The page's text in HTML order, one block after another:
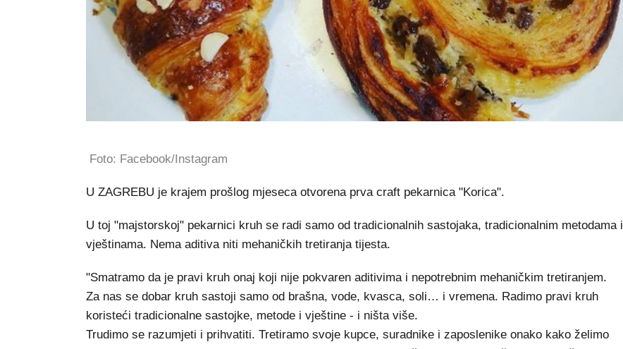
Foto: Facebook/Instagram
U ZAGREBU je krajem prošlog mjeseca otvorena prva craft pekarnica "Korica".
U toj "majstorskoj" pekarnici kruh se radi samo od tradicionalnih sastojaka, tradicionalnim metodama i
vještinama. Nema aditiva niti mehaničkih tretiranja tijesta.
"Smatramo da je pravi kruh onaj koji nije pokvaren aditivima i nepotrebnim mehaničkim tretiranjem.
Za nas se dobar kruh sastoji samo od brašna, vode, kvasca, soli… i vremena. Radimo pravi kruh
koristeći tradicionalne sastojke, metode i vještine - i ništa više.
Trudimo se razumjeti i prihvatiti. Tretiramo svoje kupce, suradnike i zaposlenike onako kako želimo